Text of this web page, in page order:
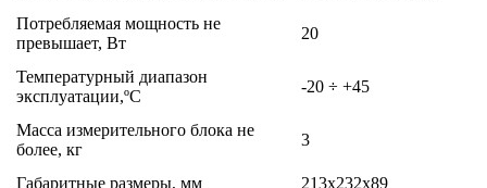
Потребляемая мощность не
превышает, Вт
20
Температурный диапазон
эксплуатации,ºС
-20 ÷ +45
Масса измерительного блока не
более, кг
3
Габаритные размеры, мм
213х232х89